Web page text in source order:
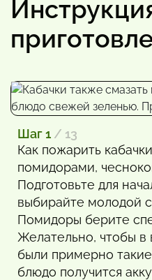
Шаг 1 / 13
Как пожарить
помидорами,
Подготовьте для
выбирайте молодой
Помидоры берите
Желательно, чтобы
были примерно
блюдо получится